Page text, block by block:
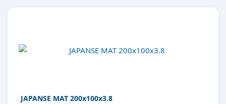
JAPANSE MAT 200x100x3.8